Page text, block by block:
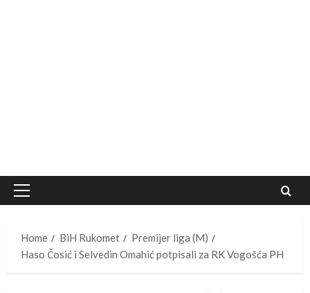
Primary
Home
BiH Rukomet
Premijer liga (M)
Haso Čosić i Selvedin Omahić potpisali za RK Vogošća PH